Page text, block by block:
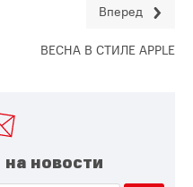
Вперед
ВЕСНА В СТИЛЕ APPLE
новости